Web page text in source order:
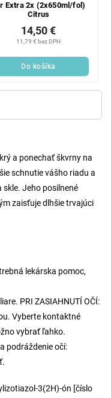
Extra 2x (2x650ml/fol)
Citrus
11,79 € bez DPH
14,50 €
Do košíka
a ponechať škvrny na
schnutie vášho riadu a
Jeho posilnené
zaisťuje dlhšie trvajúci
lekárska pomoc,
PRI ZASIAHNUTÍ OČÍ:
Vyberte kontaktné
vybrať ľahko.
podráždenie očí:
3(2H)-ón [číslo